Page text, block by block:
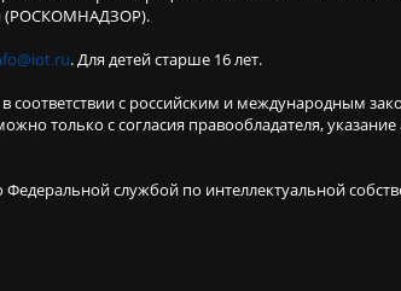
(РОСКОМНАДЗОР).
. Для детей старше 16 лет.
с российским и международным
только с согласия правообладателя,
службой по интеллектуальной